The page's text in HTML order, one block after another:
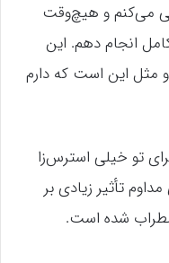
می‌کنم و هیچ‌وقت
انجام دهم. این
این است که دارم
تو خیلی استرس‌زا
تأثیر زیادی بر
شده است.